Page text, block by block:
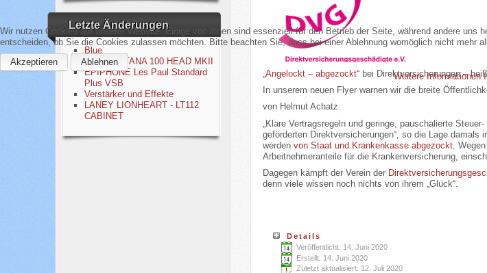
Letzte Änderungen
Blue
BOSS KATANA 100 HEAD MKII
EPIPHONE Les Paul Standard
Plus VSB
Verstärker und Effekte
LANEY LIONHEART - LT112
CABINET
Angelockt – abgezockt“ bei Direktversicherungen –
In unserem neuen Flyer warnen wir die breite
von Helmut Achatz
„Klare Vertragsregeln und geringe, pauschalierte
geförderten Direktversicherungen“, so die Lage
werdenvon Staat und Krankenkasse abgezockt.
Arbeitnehmeranteile für die Krankenversicherung,
Dagegen kämpft der Verein der
denn viele wissen noch nichts von ihrem „Glück“.
Details
Veröffentlicht: 14. Juni 2020
Erstellt: 14. Juni 2020
Zuletzt aktualisiert: 12. Juli 2020
Wir nutzen Cookies auf unserer Website. Einige von ihnen sind essenziell für den Betrieb der Seite, während andere
entscheiden, ob Sie die Cookies zulassen möchten. Bitte beachten Sie, dass bei einer Ablehnung womöglich nicht mehr
Akzeptieren
Ablehnen
Weitere Informationen